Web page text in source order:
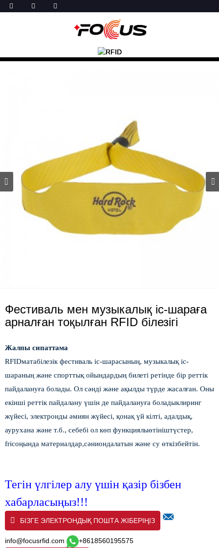
Фестиваль мен музыкалық іс-шараға
арналған тоқылған RFID білезігі
Жалпы сипаттама
RFIDматабілезік фестиваль іс-шарасының, музыкалық іс-
шараның және спорттық ойындардың билеті ретінде бір реттік
пайдалануға болады. Ол сәнді және ақылды түрде жасалған. Оны
екінші реттік пайдалану үшін де пайдалануға боладыклиринг
жүйесі, электронды әмиян жүйесі, қонақ үй кілті, адалдық,
аурухана және т.б., себебі ол көп функциялыөтініштүстер,
friсоңында материалдар,сәниондалатын және су өткізбейтін.
Тегін үлгілер алу үшін қазір бізбен
хабарласыңыз!!!
БІЗГЕ ЭЛЕКТРОНДЫҚ ПОШТА ЖІБЕРІҢІЗ
info@focusrfid.com +8618560195575